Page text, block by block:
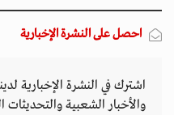
احصل على النشرة الإخبارية
اشترك في النشرة الإخبارية
والأخبار الشعبية والتحديثات